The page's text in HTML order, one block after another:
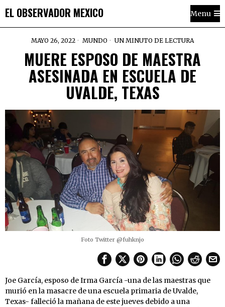
EL OBSERVADOR MEXICO Menu
MAYO 26, 2022 MUNDO UN MINUTO DE LECTURA
MUERE ESPOSO DE MAESTRA
ASESINADA EN ESCUELA DE
UVALDE, TEXAS
Foto Twitter @fuhknjo
Joe García, esposo de Irma García -una de las maestras que
murió en la masacre de una escuela primaria de Uvalde,
Texas- falleció la mañana de este jueves debido a una